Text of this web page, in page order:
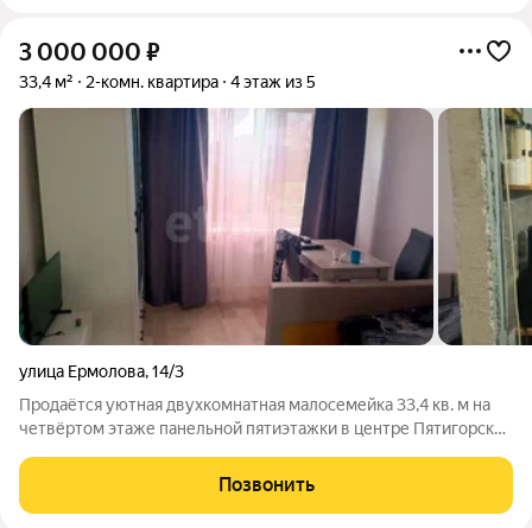
3 000 000 ₽
33,4 м² 2-комн. квартира 4 этаж из 5
улица Ермолова,14/3
Продаётся уютная двухкомнатная малосемейка 33,4 кв. м на
четвёртом этаже панельной пятиэтажки в центре Пятигорска.
прохлада. Инфраструктура района продумана до мелочей
школа и детский сад в
Позвонить